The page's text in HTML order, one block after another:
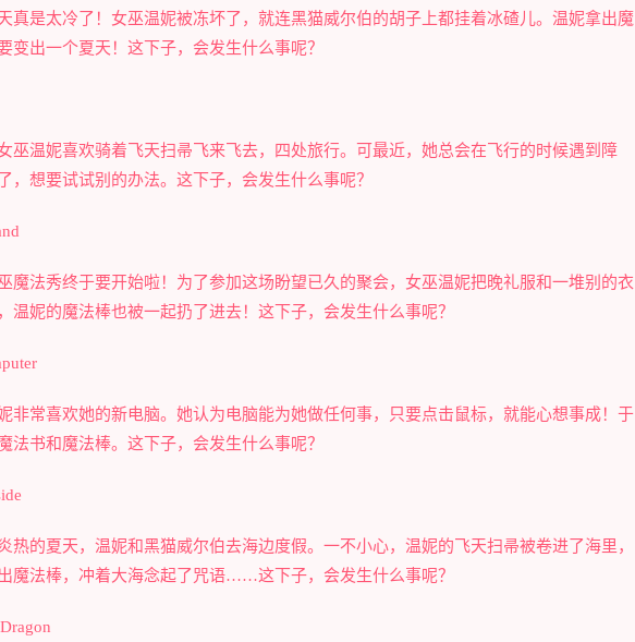
真是太冷了！女巫温妮被冻坏了，就连黑猫威尔伯的胡子上都挂着冰碴儿。温妮拿出魔
变出一个夏天！这下子，会发生什么事呢？
巫温妮喜欢骑着飞天扫帚飞来飞去，四处旅行。可最近，她总会在飞行的时候遇到障
，想要试试别的办法。这下子，会发生什么事呢？
魔法秀终于要开始啦！为了参加这场盼望已久的聚会，女巫温妮把晚礼服和一堆别的衣
温妮的魔法棒也被一起扔了进去！这下子，会发生什么事呢？
非常喜欢她的新电脑。她认为电脑能为她做任何事，只要点击鼠标，就能心想事成！于
法书和魔法棒。这下子，会发生什么事呢？
热的夏天，温妮和黑猫威尔伯去海边度假。一不小心，温妮的飞天扫帚被卷进了海里，
魔法棒，冲着大海念起了咒语……这下子，会发生什么事呢？